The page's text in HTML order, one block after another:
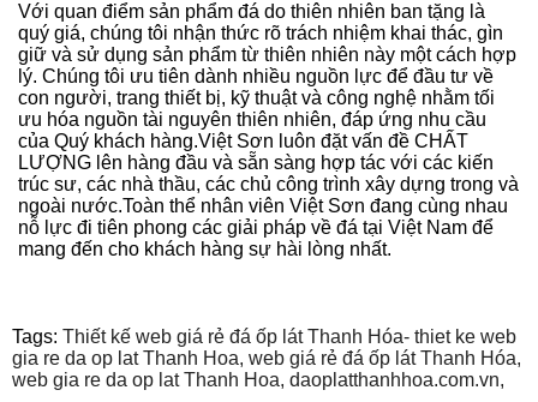
Với quan điểm sản phẩm đá do thiên nhiên ban tặng là
quý giá, chúng tôi nhận thức rõ trách nhiệm khai thác, gìn
giữ và sử dụng sản phẩm từ thiên nhiên này một cách hợp
lý. Chúng tôi ưu tiên dành nhiều nguồn lực để đầu tư về
con người, trang thiết bị, kỹ thuật và công nghệ nhằm tối
ưu hóa nguồn tài nguyên thiên nhiên, đáp ứng nhu cầu
của Quý khách hàng.Việt Sơn luôn đặt vấn đề CHẤT
LƯỢNG lên hàng đầu và sẵn sàng hợp tác với các kiến
trúc sư, các nhà thầu, các chủ công trình xây dựng trong và
ngoài nước.Toàn thể nhân viên Việt Sơn đang cùng nhau
nỗ lực đi tiên phong các giải pháp về đá tại Việt Nam để
mang đến cho khách hàng sự hài lòng nhất.
Tags: Thiết kế web giá rẻ đá ốp lát Thanh Hóa- thiet ke web
gia re da op lat Thanh Hoa, web giá rẻ đá ốp lát Thanh Hóa,
web gia re da op lat Thanh Hoa, daoplatthanhhoa.com.vn,